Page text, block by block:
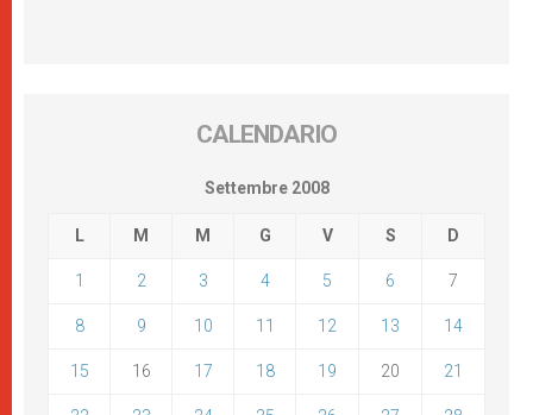
CALENDARIO
Settembre 2008
L M M G V S D
1 2 3 4 5 6 7
8 9 10 11 12 13 14
15 16 17 18 19 20 21